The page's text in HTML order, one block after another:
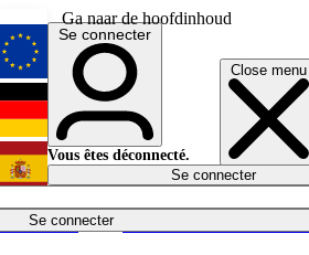
Ga naar de hoofdinhoud
Close menu
Se connecter
Économie
English
Deutsch
Español
Se connecter
Vous êtes déconnecté.
Se connecter